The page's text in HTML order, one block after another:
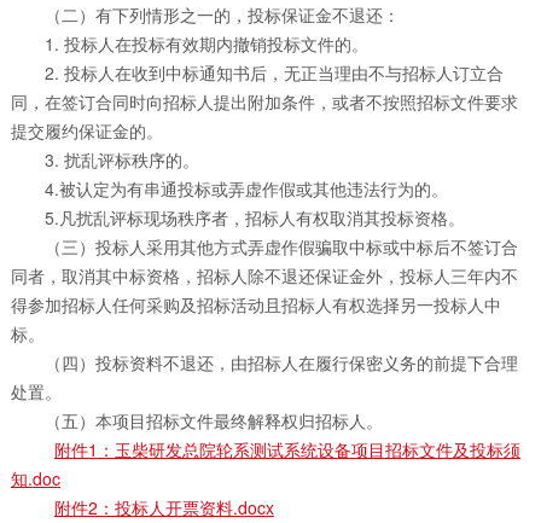
（二）有下列情形之一的，投标保证金不退还：
1. 投标人在投标有效期内撤销投标文件的。
2. 投标人在收到中标通知书后，无正当理由不与招标人订立合
同，在签订合同时向招标人提出附加条件，或者不按照招标文件要求
提交履约保证金的。
3. 扰乱评标秩序的。
4.被认定为有串通投标或弄虚作假或其他违法行为的。
5.凡扰乱评标现场秩序者，招标人有权取消其投标资格。
（三）投标人采用其他方式弄虚作假骗取中标或中标后不签订合
同者，取消其中标资格，招标人除不退还保证金外，投标人三年内不
得参加招标人任何采购及招标活动且招标人有权选择另一投标人中
标。
（四）投标资料不退还，由招标人在履行保密义务的前提下合理
处置。
（五）本项目招标文件最终解释权归招标人。
附件1：玉柴研发总院轮系测试系统设备项目招标文件及投标须
知.doc
附件2：投标人开票资料.docx